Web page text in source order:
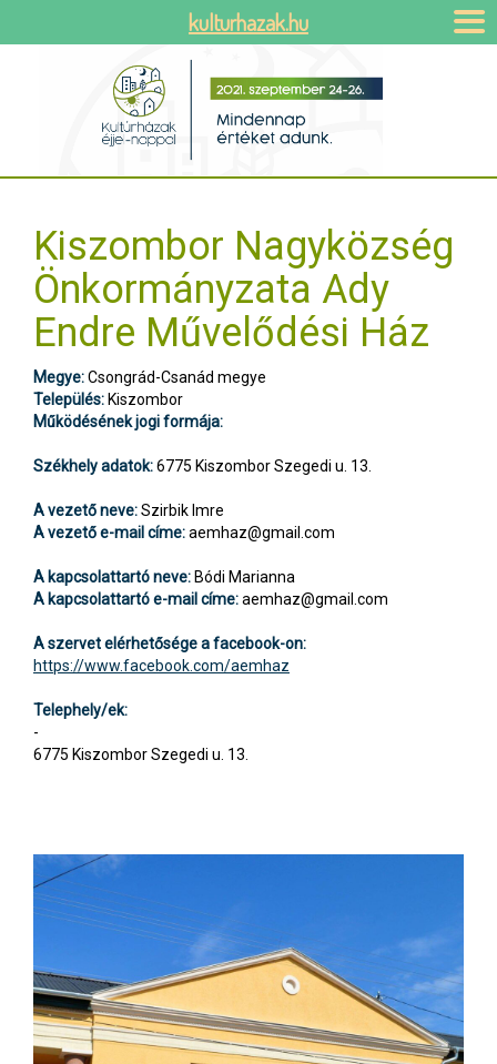
Kiszombor Nagyközség
Önkormányzata Ady
Endre Művelődési Ház
Megye:Csongrád-Csanád megye
Település: Kiszombor
Működésének jogi formája:
Székhely adatok:6775 Kiszombor Szegedi u. 13.
A vezető neve:Szirbik Imre
A vezető e-mail címe:aemhaz@gmail.com
A kapcsolattartó neve: Bódi Marianna
A kapcsolattartó e-mail címe:aemhaz@gmail.com
A szervet elérhetősége a facebook-on:
https://www.facebook.com/aemhaz
Telephely/ek:
-
6775 Kiszombor Szegedi u. 13.
kulturhazak.hu